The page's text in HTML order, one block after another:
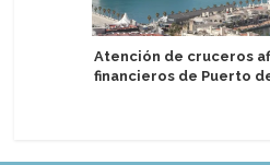
Atención de cruceros
financieros de Puerto